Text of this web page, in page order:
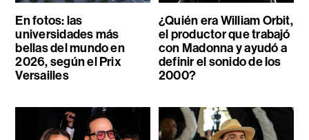
En fotos: las
universidades más
bellas del mundo en
2026, según el Prix
Versailles
¿Quién era William Orbit,
el productor que trabajó
con Madonna y ayudó a
definir el sonido de los
2000?